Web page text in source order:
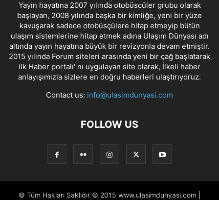
Yayın hayatına 2007 yılında otobüscüler grubu olarak
başlayan, 2008 yılında başka bir kimliğe, yeni bir yüze
kavuşarak sadece otobüsçülere hitap etmeyip bütün
ulaşım sistemlerine hitap etmek adına Ulaşım Dünyası adı
altında yayın hayatına büyük bir revizyonla devam etmiştir.
2015 yılında Forum siteleri arasında yeni bir çağ başlatarak
ilk Haber portalı' nı uygulayan site olarak, İlkeli haber
anlayışımızla sizlere en doğru haberleri ulaştırıyoruz.
Contact us: info@ulasimdunyasi.com
FOLLOW US
© Tüm Hakları Saklıdır © 2015 www.ulasimdunyasi.com |